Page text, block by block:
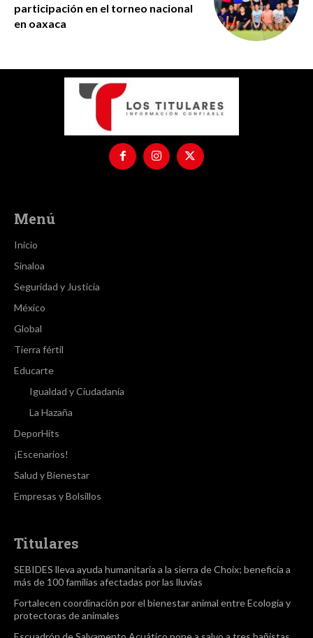
participación en el torneo nacional
en oaxaca
Menú
Inicio
Sinaloa
Seguridad y Justicia
México
Global
Tierra fértil
Educarte
Igualdad y Ciudadanía
La Hazaña
DeporHits
¡Escenarios!
Salud y Bienestar
Empresas y Bolsillos
Titulares
SEBIDES lleva ayuda humanitaria a la sierra de Choix; beneficia a
más de 100 familias afectadas por las lluvias
Fortalecen coordinación por el bienestar animal entre Ecología y
protectoras de animales